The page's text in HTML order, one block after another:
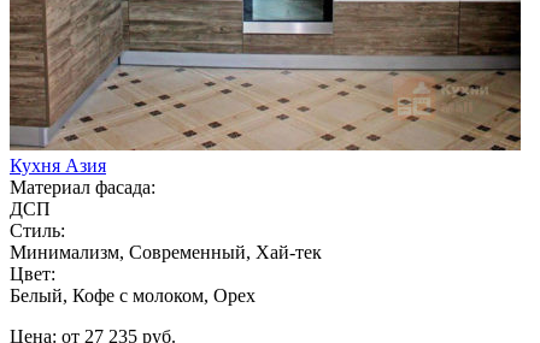
Кухня Азия
Материал фасада:
ДСП
Стиль:
Минимализм, Современный, Хай-тек
Цвет:
Белый, Кофе с молоком, Орех
Цена: от 27 235 руб.